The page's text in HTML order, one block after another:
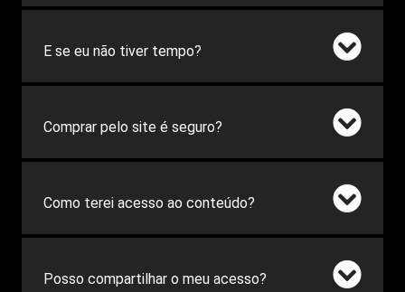
E se eu não tiver tempo?
Comprar pelo site é seguro?
Como terei acesso ao conteúdo?
Posso compartilhar o meu acesso?